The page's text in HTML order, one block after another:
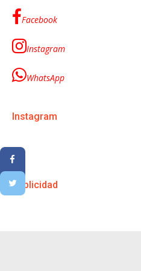
Facebook
Instagram
WhatsApp
Instagram
Publicidad